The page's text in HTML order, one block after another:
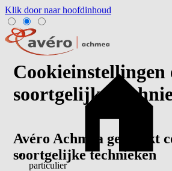
Klik door naar hoofdinhoud
particulier
Cookieinstellingen
soortgelijke
Avéro Achmea gebruikt
soortgelijke technieken